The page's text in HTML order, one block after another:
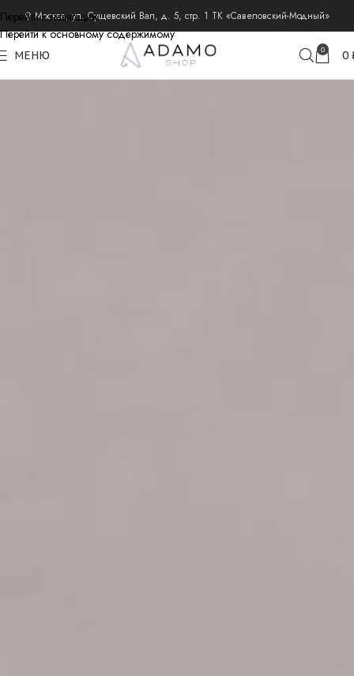
Перейти к навигации
Перейти к основному содержимому
⚲ Москва, ул. Сущевский Вал, д. 5, стр. 1 ТК «Савеловский-Модный»
МЕНЮ 0 0